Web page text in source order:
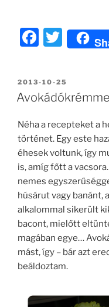
F
c
e
o
o
k
T
w
itt
er
BEKÜLDVE:
2013-10-25
Néha a recepteket a
történet. Egy este
éhesek voltunk, így
is, amíg főtt a vacsora.
nemes
húsárut vagy banánt,
alkalommal sikerült
bacont, mielőtt
magában egye…
mást, így – bár azt
beáldoztam.